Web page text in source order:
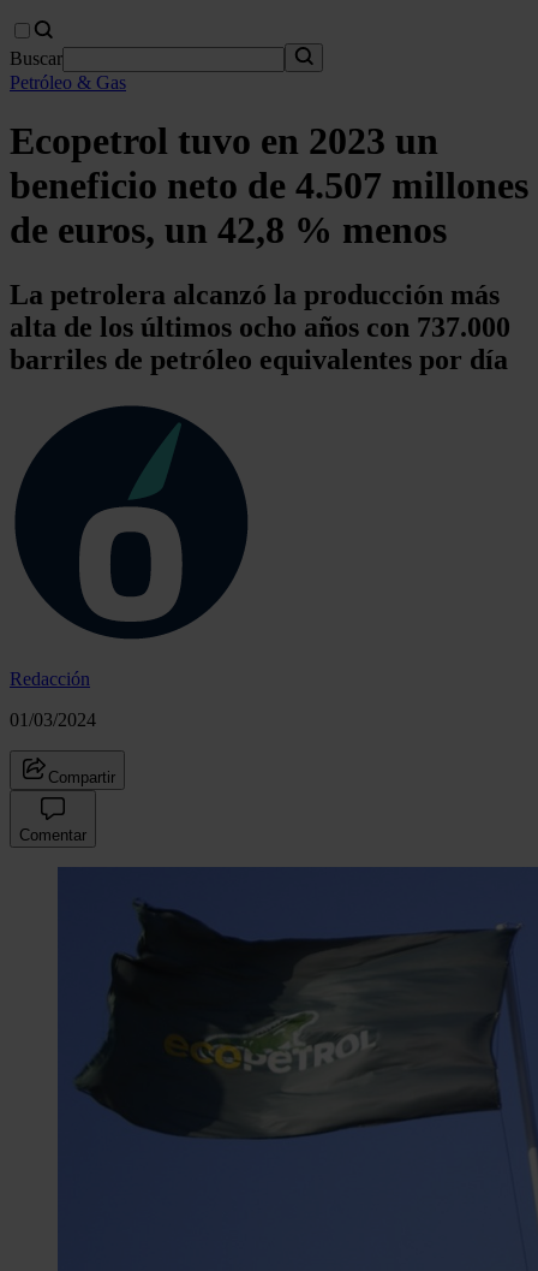
Buscar
Petróleo & Gas
Ecopetrol tuvo en 2023 un
beneficio neto de 4.507 millones
de euros, un 42,8 % menos
La petrolera alcanzó la producción más
alta de los últimos ocho años con 737.000
barriles de petróleo equivalentes por día
Redacción
01/03/2024
Compartir
Comentar